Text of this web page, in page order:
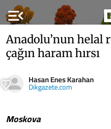
menu_open
Anadolu’nun helal
çağın haram hırsı
Hasan Enes Karahan
Dikgazete.com
Moskova